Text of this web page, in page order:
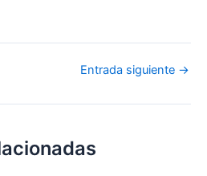
Entrada siguiente →